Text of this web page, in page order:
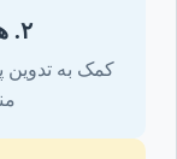
۲. هدایت در مطالعات اولیه
کمک به